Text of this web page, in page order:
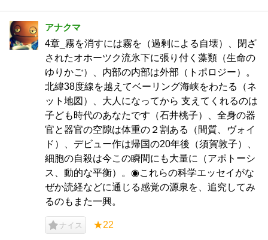
アナクマ
4章_霧を消すには霧を（過剰による自壊）、閉ざ
されたオホーツク流氷下に張り付く藻類（生命の
ゆりかご）、内部の内部は外部（トポロジー）。
北緯38度線を越えてベーリング海峡をわたる（ネ
ット地図）、大人になってから 支えてくれるのは
子ども時代のあなたです（石井桃子）、全身の器
官と器官の空隙は体重の２割ある（間質、ヴォイ
ド）、デビュー作は帰国の20年後（須賀敦子）、
細胞の自殺は今この瞬間にも大量に（アポトーシ
ス、動的な平衡）。◉これらの科学エッセイがな
ぜか読経などに通じる感覚の源泉を、追究してみ
るのもまた一興。
ナイス ★22